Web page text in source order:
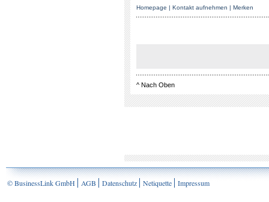
Homepage | Kontakt aufnehmen | Merken
^ Nach Oben
© BusinessLink GmbH AGB Datenschutz Netiquette Impressum